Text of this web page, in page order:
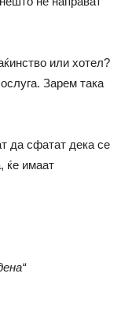
или хотел?
Зарем така
да сфатат дека се
ќе имаат